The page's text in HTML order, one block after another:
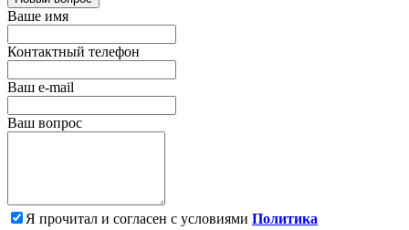
Ваше имя
Контактный телефон
Ваш e-mail
Ваш вопрос
Я прочитал и согласен с условиями Политика